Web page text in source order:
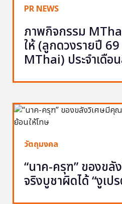
PR NEWS
ภาพกิจกรรม
ให้ (ลูกดวงรายปี
MThai) ประจำเดื
วัตถุมงคล
“นาค-ครุฑ” ของข
จริงบูชาผิดได้ “งูเป